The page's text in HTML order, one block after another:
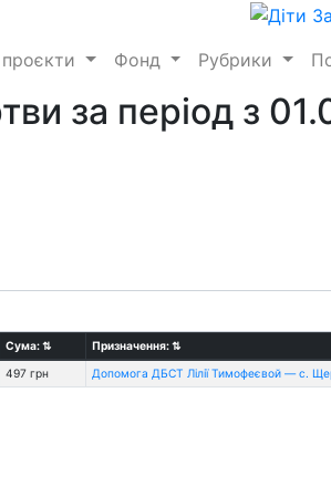
Фонд Рубрики
за період з
Сума:⇅ Призначення:⇅
497 грн Допомога ДБСТ Лілії Тимофеєвой — с.